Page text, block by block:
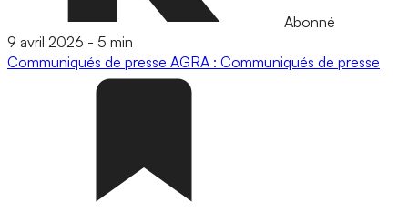
Abonné
9 avril 2026 - 5 min
Communiqués de presse AGRA : Communiqués de presse